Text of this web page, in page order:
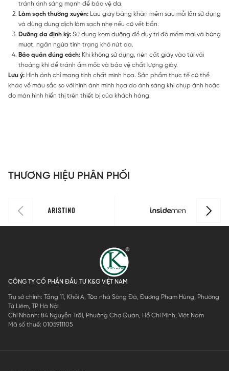
tránh ánh sáng mạnh để bảo vệ da.
Làm sạch thường xuyên: Lau giày bằng khăn mềm sau mỗi lần sử dụng
và dùng dung dịch làm sạch nhẹ nếu có vết bẩn.
Dưỡng da định kỳ: Sử dụng kem dưỡng để duy trì độ mềm mại và bóng
mượt, ngăn ngừa tình trạng khô nứt da.
Bảo quản đúng cách: Khi không sử dụng, nên cất giày vào túi vải
thoáng khí để tránh ẩm mốc và bảo vệ chất lượng giày.
Lưu ý: Hình ảnh chỉ mang tính chất minh họa. Sản phẩm thực tế có thể
khác về màu sắc so với hình ảnh minh họa do ánh sáng khi chụp ảnh hoặc
do màn hình hiển thị trên thiết bị của khách hàng.
THƯƠNG HIỆU PHÂN PHỐI
CÔNG TY CỔ PHẦN ĐẦU TƯ K&G VIỆT NAM
Trụ sở chính: Tầng 11, Khối A, Tòa nhà Sông Đà, Đường Phạm Hùng, Phường
Từ Liêm, TP Hà Nội
Chi Nhánh: 84 Nguyễn Trãi, Phường Chợ Quán, Hồ Chí Minh, Việt Nam
Mã số thuế: 0105911105